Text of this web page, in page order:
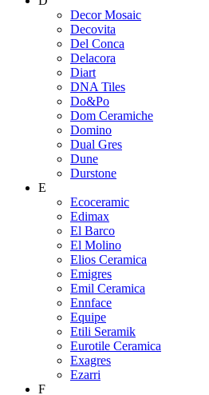
Decor Mosaic
Decovita
Del Conca
Delacora
Diart
DNA Tiles
Do&Po
Dom Ceramiche
Domino
Dual Gres
Dune
Durstone
E
Ecoceramic
Edimax
El Barco
El Molino
Elios Ceramica
Emigres
Emil Ceramica
Ennface
Equipe
Etili Seramik
Eurotile Ceramica
Exagres
Ezarri
F